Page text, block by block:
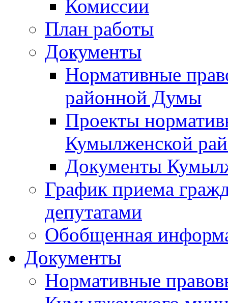
Комиссии
План работы
Документы
Нормативные
районной Думы
Проекты
Кумылженской
Документы
График приема
депутатами
Обобщенная
Документы
Нормативные